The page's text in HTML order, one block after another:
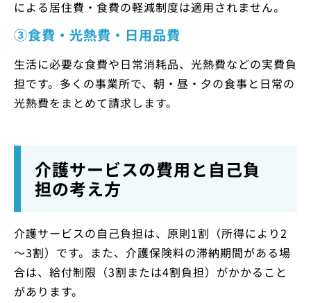
による居住費・食費の軽減制度は適用されません。
③食費・光熱費・日用品費
生活に必要な食費や日常消耗品、光熱費などの実費負
担です。多くの事業所で、朝・昼・夕の食事と日常の
光熱費をまとめて請求します。
介護サービスの費用と自己負
担の考え方
介護サービスの自己負担は、原則1割（所得により2
～3割）です。また、介護保険料の滞納期間がある場
合は、給付制限（3割または4割負担）がかかること
があります。